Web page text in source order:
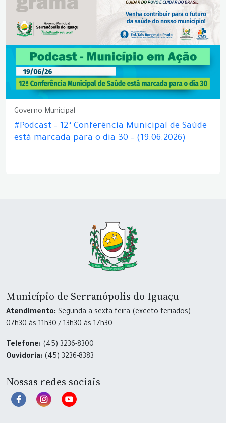
Governo Municipal
#Podcast – 12ª Conferência Municipal de Saúde
está marcada para o dia 30 – (19.06.2026)
Município de Serranópolis do Iguaçu
Atendimento: Segunda a sexta-feira (exceto feriados)
07h30 às 11h30 / 13h30 às 17h30
Telefone: (45) 3236-8300
Ouvidoria: (45) 3236-8383
Nossas redes sociais